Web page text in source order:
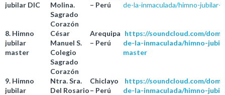
jubilar DIC
Molina.
Sagrado
Corazón
– Perú
de-la-inmaculada/himno-jubilar-
8. Himno
jubilar
master
César
Manuel S.
Colegio
Sagrado
Corazón
Arequipa
– Perú
https://soundcloud.com/
de-la-inmaculada/himno-
master
9. Himno
jubilar
Ntra. Sra.
Del Rosario
Chiclayo
– Perú
https://soundcloud.com/
de-la-inmaculada/himno-